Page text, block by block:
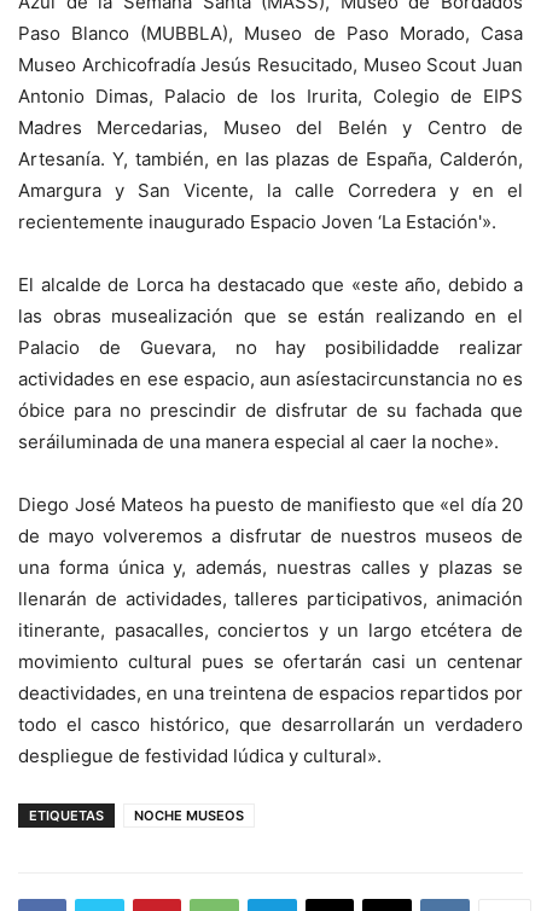
Paso Blanco (MUBBLA), Museo de Paso Morado, Casa
Museo Archicofradía Jesús Resucitado, Museo Scout Juan
Antonio Dimas, Palacio de los Irurita, Colegio de EIPS
Madres Mercedarias, Museo del Belén y Centro de
Artesanía. Y, también, en las plazas de España, Calderón,
Amargura y San Vicente, la calle Corredera y en el
recientemente inaugurado Espacio Joven ‘La Estación'».
El alcalde de Lorca ha destacado que «este año, debido a
las obras musealización que se están realizando en el
Palacio de Guevara, no hay posibilidadde realizar
actividades en ese espacio, aun asíestacircunstancia no es
óbice para no prescindir de disfrutar de su fachada que
seráiluminada de una manera especial al caer la noche».
Diego José Mateos ha puesto de manifiesto que «el día 20
de mayo volveremos a disfrutar de nuestros museos de
una forma única y, además, nuestras calles y plazas se
llenarán de actividades, talleres participativos, animación
itinerante, pasacalles, conciertos y un largo etcétera de
movimiento cultural pues se ofertarán casi un centenar
deactividades, en una treintena de espacios repartidos por
todo el casco histórico, que desarrollarán un verdadero
despliegue de festividad lúdica y cultural».
ETIQUETAS NOCHE MUSEOS